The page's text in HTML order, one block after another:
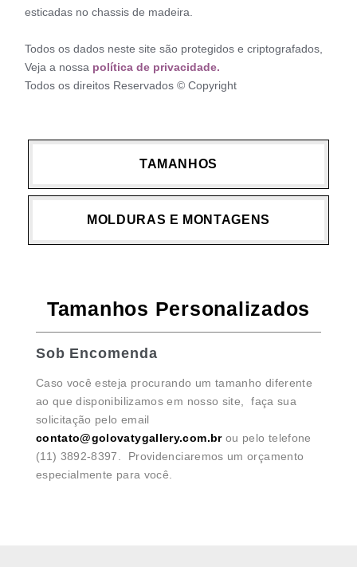
esticadas no chassis de madeira.
Todos os dados neste site são protegidos e criptografados,
Veja a nossa política de privacidade.
Todos os direitos Reservados © Copyright
TAMANHOS
MOLDURAS E MONTAGENS
Tamanhos Personalizados
Sob Encomenda
Caso você esteja procurando um tamanho diferente
ao que disponibilizamos em nosso site, faça sua
solicitação pelo email
contato@golovatygallery.com.brou pelo telefone
(11) 3892-8397. Providenciaremos um orçamento
especialmente para você.